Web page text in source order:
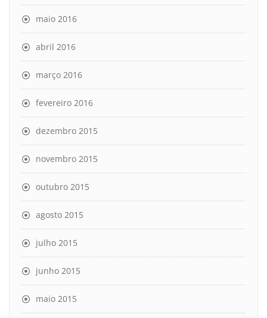
maio 2016
abril 2016
março 2016
fevereiro 2016
dezembro 2015
novembro 2015
outubro 2015
agosto 2015
julho 2015
junho 2015
maio 2015